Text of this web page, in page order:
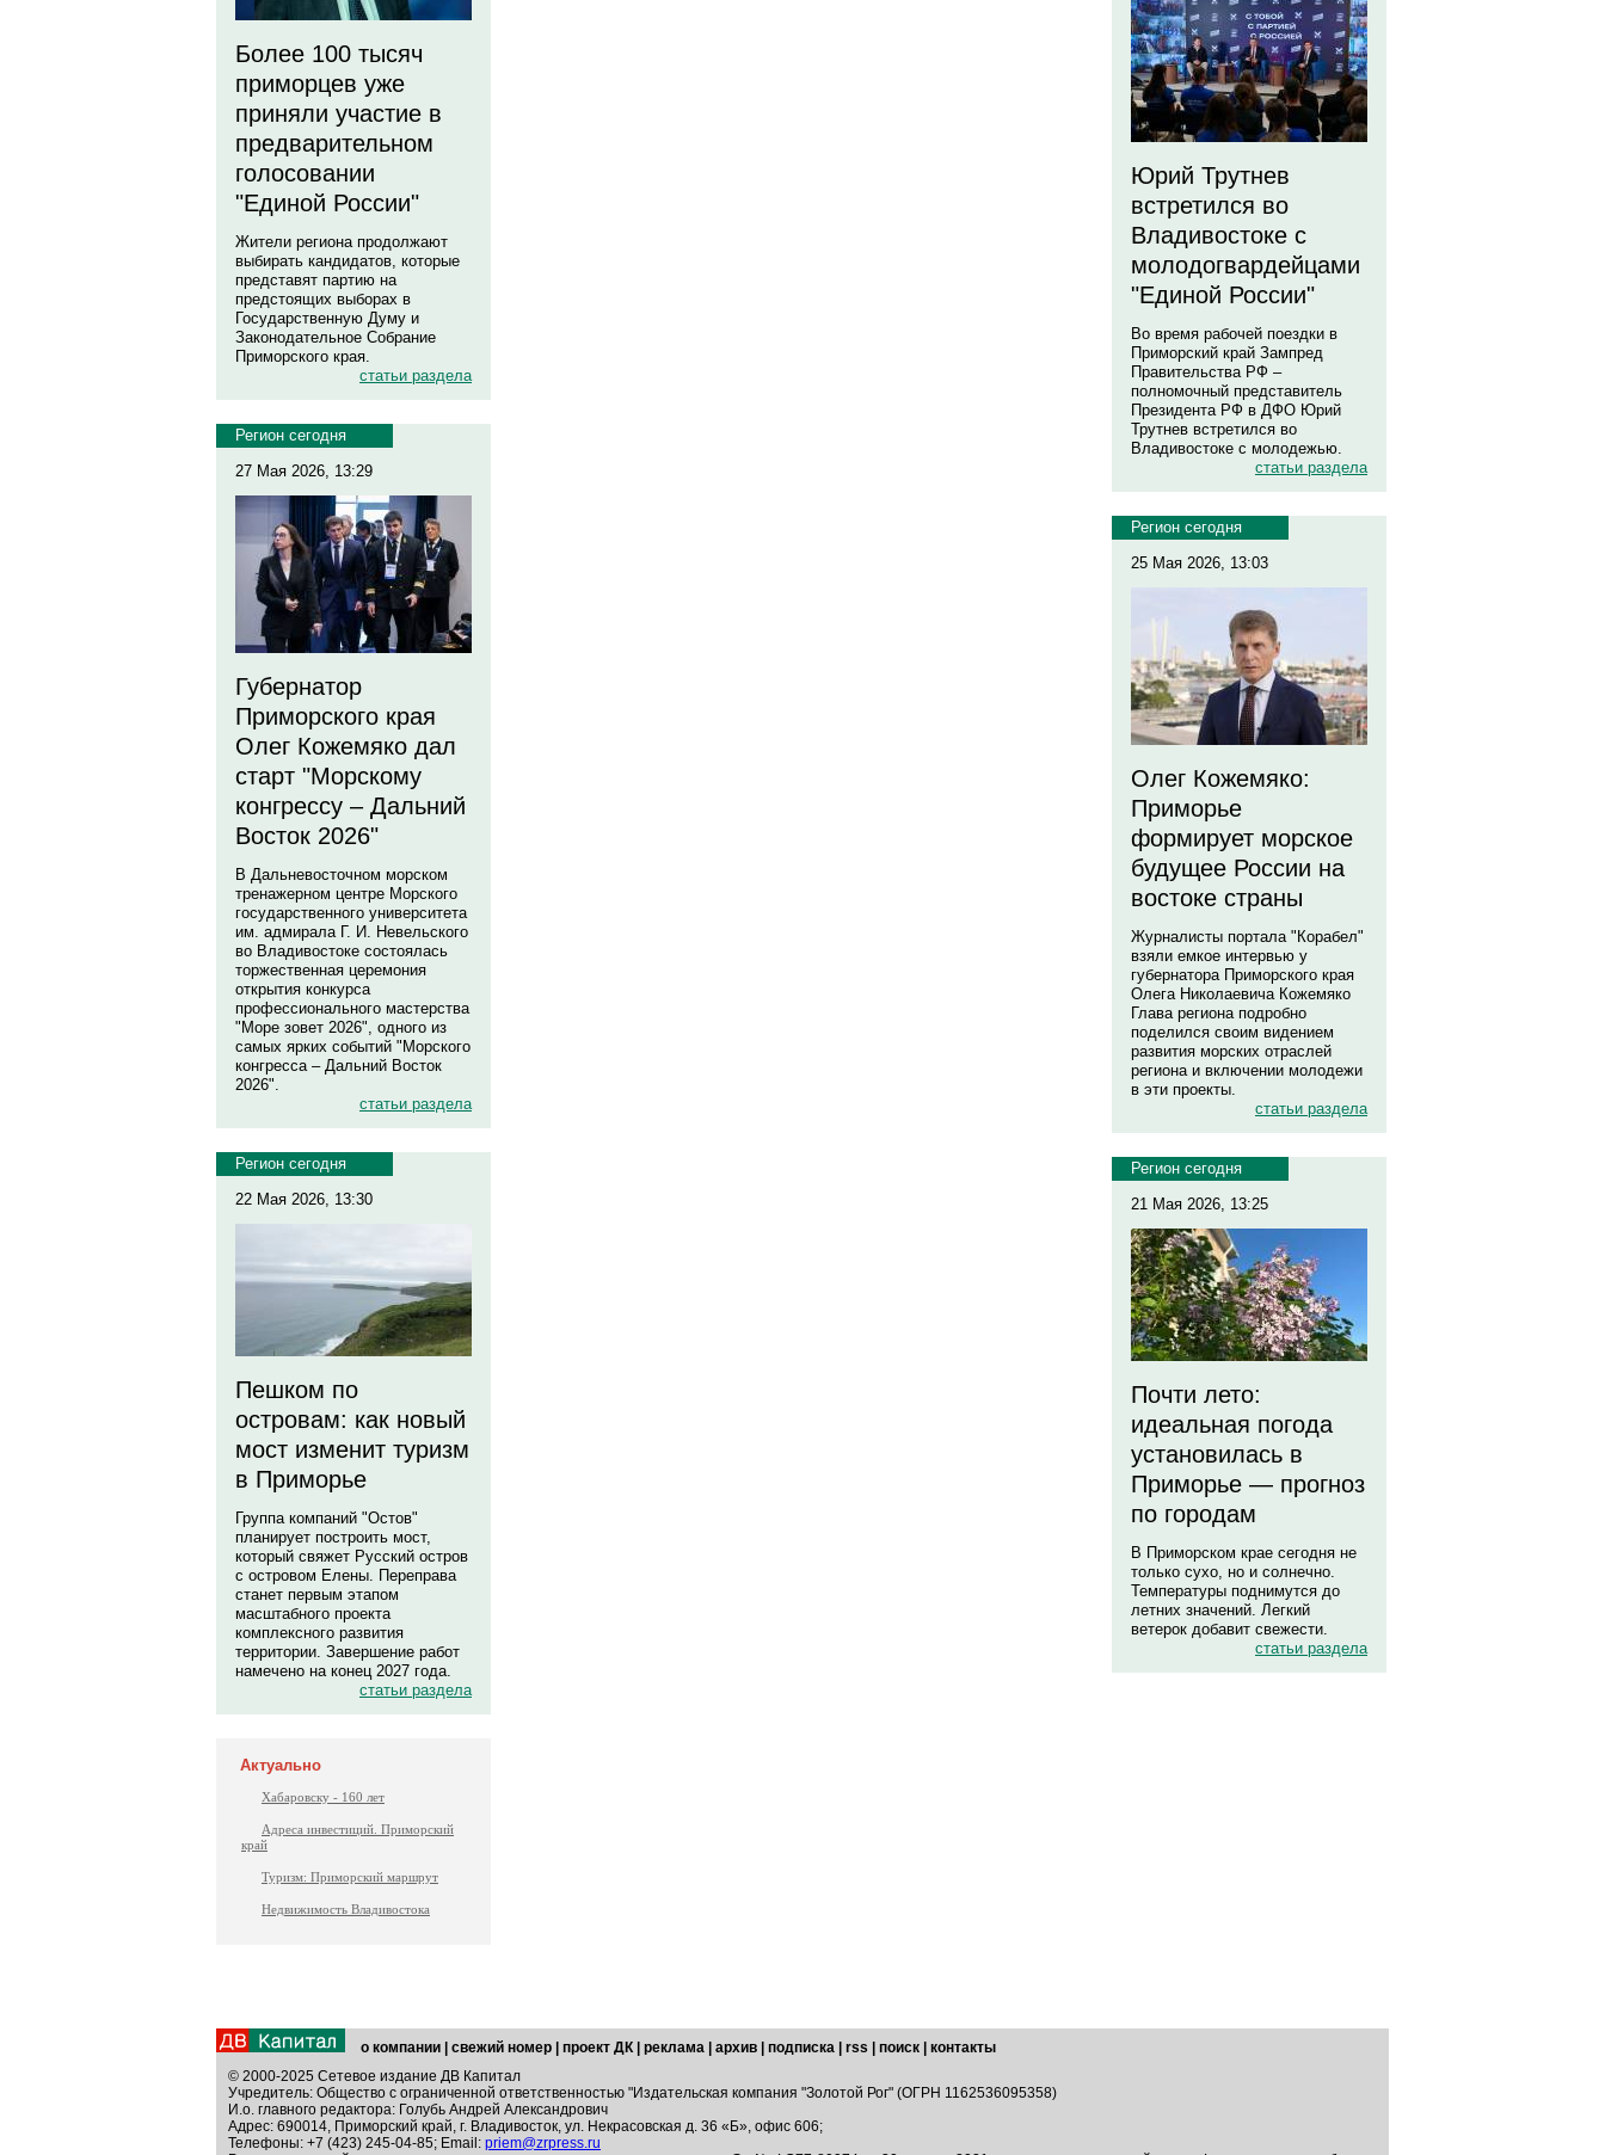
Более 100 тысяч
приморцев уже
приняли участие в
предварительном
голосовании
"Единой России"
Жители региона продолжают
выбирать кандидатов, которые
представят партию на
предстоящих выборах в
Государственную Думу и
Законодательное Собрание
Приморского края.
статьи раздела
Регион сегодня
27 Мая 2026, 13:29
Губернатор
Приморского края
Олег Кожемяко дал
старт "Морскому
конгрессу – Дальний
Восток 2026"
В Дальневосточном морском
тренажерном центре Морского
государственного университета
им. адмирала Г. И. Невельского
во Владивостоке состоялась
торжественная церемония
открытия конкурса
профессионального мастерства
"Море зовет 2026", одного из
самых ярких событий "Морского
конгресса – Дальний Восток
2026".
статьи раздела
Регион сегодня
22 Мая 2026, 13:30
Пешком по
островам: как новый
мост изменит туризм
в Приморье
Группа компаний "Остов"
планирует построить мост,
который свяжет Русский остров
с островом Елены. Переправа
станет первым этапом
масштабного проекта
комплексного развития
территории. Завершение работ
намечено на конец 2027 года.
статьи раздела
Актуально
Хабаровску - 160 лет
Адреса инвестиций. Приморский
край
Туризм: Приморский маршрут
Недвижимость Владивостока
Юрий Трутнев
встретился во
Владивостоке с
молодогвардейцами
"Единой России"
Во время рабочей поездки в
Приморский край Зампред
Правительства РФ –
полномочный представитель
Президента РФ в ДФО Юрий
Трутнев встретился во
Владивостоке с молодежью.
статьи раздела
Регион сегодня
25 Мая 2026, 13:03
Олег Кожемяко:
Приморье
формирует морское
будущее России на
востоке страны
Журналисты портала "Корабел"
взяли емкое интервью у
губернатора Приморского края
Олега Николаевича Кожемяко
Глава региона подробно
поделился своим видением
развития морских отраслей
региона и включении молодежи
в эти проекты.
статьи раздела
Регион сегодня
21 Мая 2026, 13:25
Почти лето:
идеальная погода
установилась в
Приморье — прогноз
по городам
В Приморском крае сегодня не
только сухо, но и солнечно.
Температуры поднимутся до
летних значений. Легкий
ветерок добавит свежести.
статьи раздела
о компании свежий номер проект ДК реклама архив подписка rss поиск
контакты
© 2000-2025 Сетевое издание ДВ Капитал
Учредитель: Общество с ограниченной ответственностью "Издательская компания "Золотой Рог" (ОГРН 1162536095358)
И.о. главного редактора: Голубь Андрей Александрович
Адрес: 690014, Приморский край, г. Владивосток, ул. Некрасовская д. 36 «Б», офис 606;
Телефоны: +7 (423) 245-04-85; Email: priem@zrpress.ru